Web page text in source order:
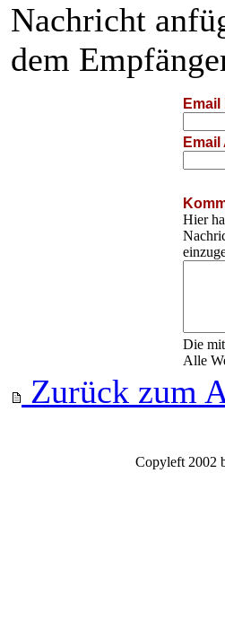
Nachricht
dem
Hier
Die mit
Alle
Zurück zum
Copyleft 2002